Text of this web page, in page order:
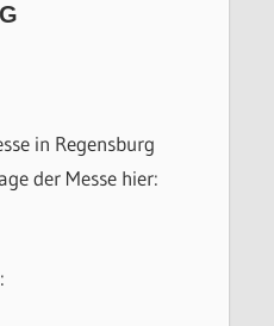
in Regensburg
der Messe hier: